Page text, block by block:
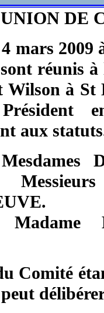
DE
mars 2009
réunis
Wilson à St
aux
Madame
Comité